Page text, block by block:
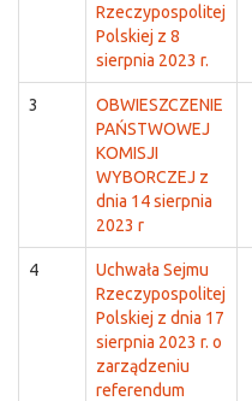
Rzeczypospolitej
Polskiej z 8
sierpnia 2023 r.
3
OBWIESZCZENIE
PAŃSTWOWEJ
KOMISJI
WYBORCZEJ z
dnia 14 sierpnia
2023 r
4
Uchwała Sejmu
Rzeczypospolitej
Polskiej z dnia 17
sierpnia 2023 r. o
zarządzeniu
referendum